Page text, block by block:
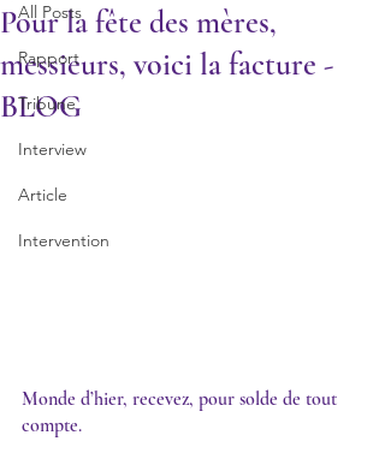
All Posts
Rapport
Tribune
Interview
Article
Intervention
Pour la fête des mères,
messieurs, voici la facture -
BLOG
Monde d’hier, recevez, pour solde de tout
compte.